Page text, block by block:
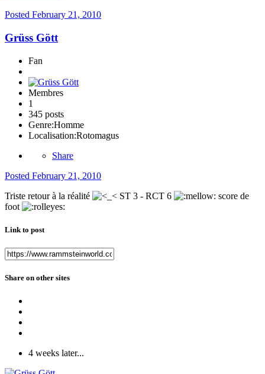
Posted February 21, 2010
Grüss Gött
Fan
Membres
1
345 posts
Genre:Homme
Localisation:Rotomagus
Share
Posted February 21, 2010
Triste retour à la réalité
ST 3 - RCT 6
score de
foot
Link to post
Share on other sites
4 weeks later...